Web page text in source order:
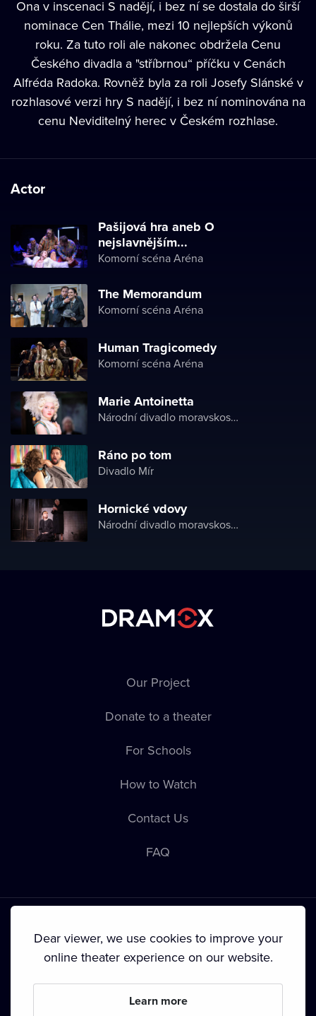
Ona v inscenaci S nadějí, i bez ní se dostala do širší
nominace Cen Thálie, mezi 10 nejlepších výkonů
roku. Za tuto roli ale nakonec obdržela Cenu
Českého divadla a "stříbrnou“ příčku v Cenách
Alfréda Radoka. Rovněž byla za roli Josefy Slánské v
rozhlasové verzi hry S nadějí, i bez ní nominována na
cenu Neviditelný herec v Českém rozhlase.
Actor
Pašijová hra aneb O
nejslavnějším...
Komorní scéna Aréna
The Memorandum
Komorní scéna Aréna
Human Tragicomedy
Komorní scéna Aréna
Marie Antoinetta
Národní divadlo moravskoslezské
Ráno po tom
Divadlo Mír
Hornické vdovy
Národní divadlo moravskoslezské
Our Project
Donate to a theater
For Schools
How to Watch
Contact Us
FAQ
•Broadcasting
Dear viewer, we use cookies to improve your
online theater experience on our website.
Learn more